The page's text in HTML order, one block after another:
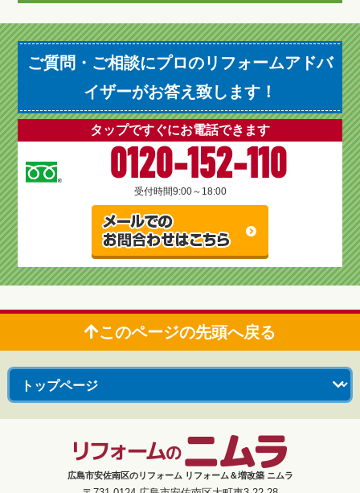
ご質問・ご相談にプロのリフォームアドバ
イザーがお答え致します！
タップですぐにお電話できます
0120-152-110
受付時間9:00～18:00
このページの先頭へ戻る
広島市安佐南区のリフォーム リフォーム＆増改築 ニムラ